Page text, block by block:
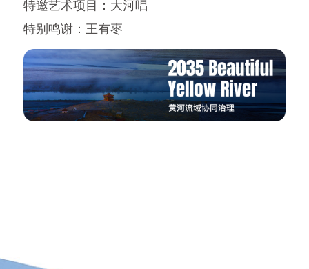
特邀艺术项目：大河唱
特别鸣谢：王有枣